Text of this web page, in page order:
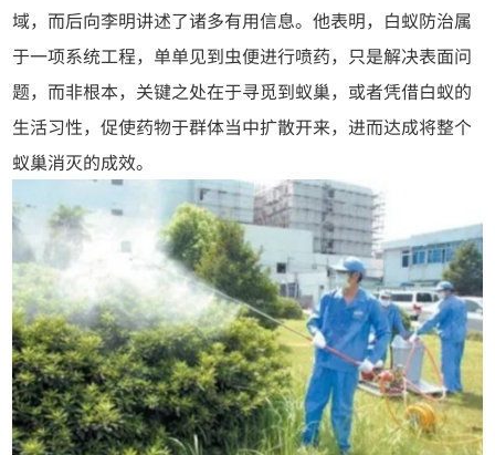
域，而后向李明讲述了诸多有用信息。他表明，白蚁防治属
于一项系统工程，单单见到虫便进行喷药，只是解决表面问
题，而非根本，关键之处在于寻觅到蚁巢，或者凭借白蚁的
生活习性，促使药物于群体当中扩散开来，进而达成将整个
蚁巢消灭的成效。